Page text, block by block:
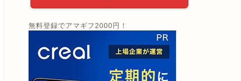
無料登録でアマギフ2000円！